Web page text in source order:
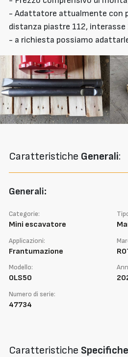
- Adattatore attualmente con
distanza piastre 112, interasse
- a richiesta possiamo
Caratteristiche Generali:
Generali:
Categorie:
Mini escavatore
Applicazioni:
Frantumazione
Modello:
OLS50
Numero di serie:
47734
Caratteristiche Specifiche